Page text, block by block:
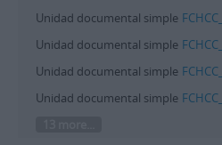
Unidad documental simple
Unidad documental simple
Unidad documental simple
Unidad documental simple